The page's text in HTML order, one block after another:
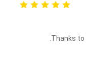
Thanks to